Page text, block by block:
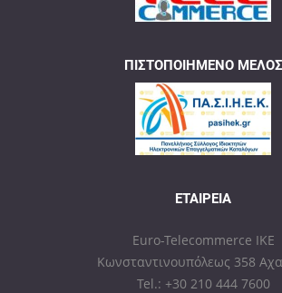
ΠΙΣΤΟΠΟΙΗΜΈΝΟ ΜΈΛΟΣ
ΕΤΑΙΡΕΊΑ
Euro-Telecommerce IKE
Κωνσταντινουπόλεως 358
Tel.: +30 210 444 7600